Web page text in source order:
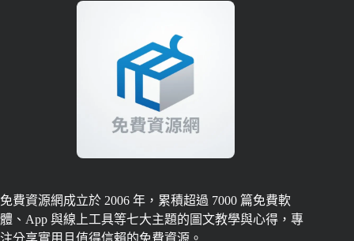
免費資源網成立於 2006 年，累積超過 7000 篇免費軟
體、App 與線上工具等七大主題的圖文教學與心得，專